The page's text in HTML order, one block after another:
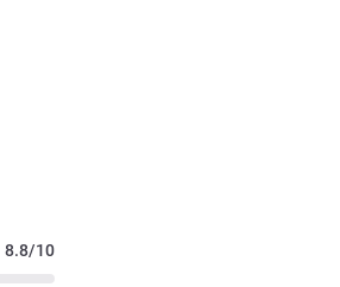
8.8/10